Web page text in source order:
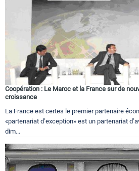
Coopération : Le Maroc et la France sur de
croissance
La France est certes le premier partenaire
«partenariat d’exception» est un partenariat
dim...